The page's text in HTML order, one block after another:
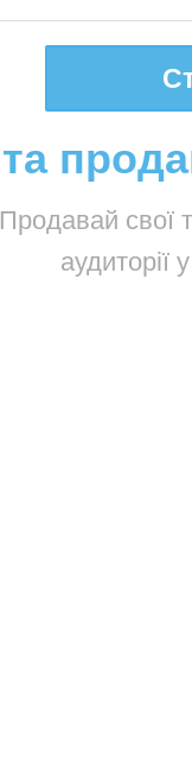
Продавай свої
аудиторії